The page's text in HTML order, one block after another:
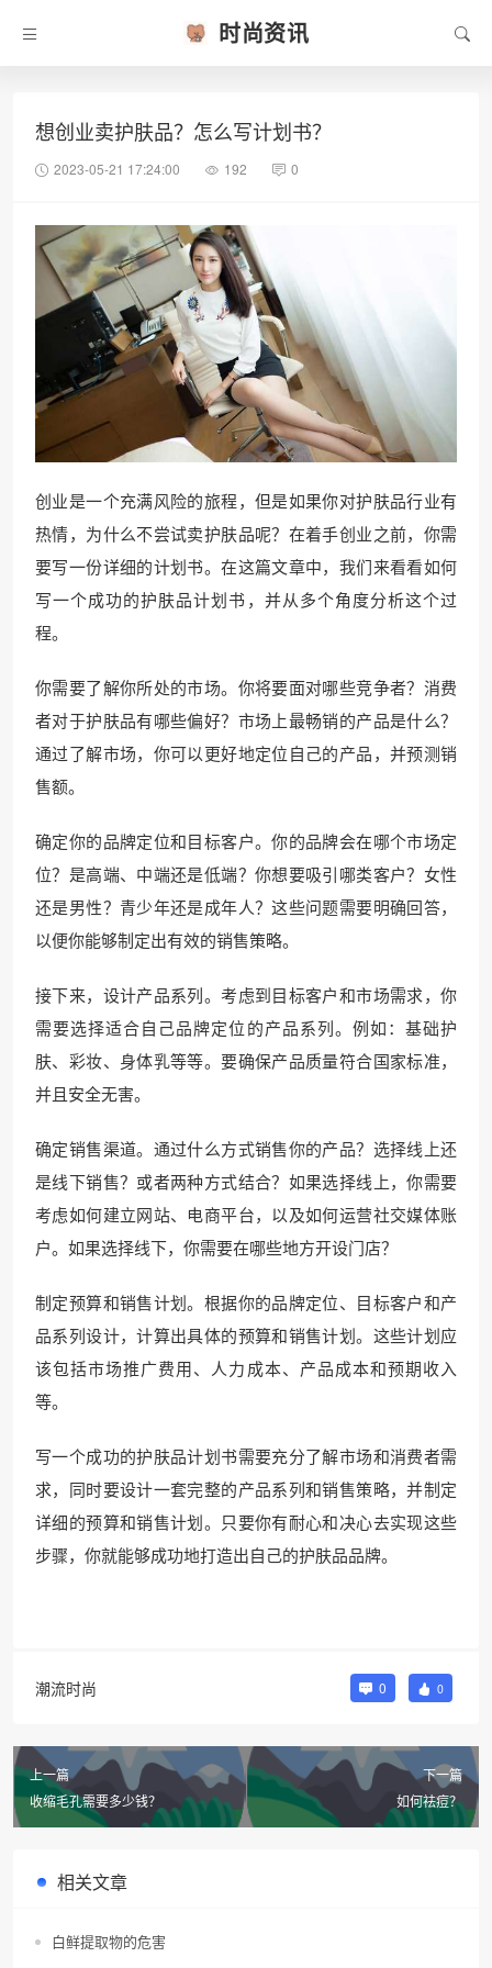
时尚资讯
想创业卖护肤品？怎么写计划书？
2023-05-21 17:24:00 192 0
创业是一个充满风险的旅程，但是如果你对护肤品行业有
热情，为什么不尝试卖护肤品呢？在着手创业之前，你需
要写一份详细的计划书。在这篇文章中，我们来看看如何
写一个成功的护肤品计划书，并从多个角度分析这个过
程。
你需要了解你所处的市场。你将要面对哪些竞争者？消费
者对于护肤品有哪些偏好？市场上最畅销的产品是什么？
通过了解市场，你可以更好地定位自己的产品，并预测销
售额。
确定你的品牌定位和目标客户。你的品牌会在哪个市场定
位？是高端、中端还是低端？你想要吸引哪类客户？女性
还是男性？青少年还是成年人？这些问题需要明确回答，
以便你能够制定出有效的销售策略。
接下来，设计产品系列。考虑到目标客户和市场需求，你
需要选择适合自己品牌定位的产品系列。例如：基础护
肤、彩妆、身体乳等等。要确保产品质量符合国家标准，
并且安全无害。
确定销售渠道。通过什么方式销售你的产品？选择线上还
是线下销售？或者两种方式结合？如果选择线上，你需要
考虑如何建立网站、电商平台，以及如何运营社交媒体账
户。如果选择线下，你需要在哪些地方开设门店？
制定预算和销售计划。根据你的品牌定位、目标客户和产
品系列设计，计算出具体的预算和销售计划。这些计划应
该包括市场推广费用、人力成本、产品成本和预期收入
等。
写一个成功的护肤品计划书需要充分了解市场和消费者需
求，同时要设计一套完整的产品系列和销售策略，并制定
详细的预算和销售计划。只要你有耐心和决心去实现这些
步骤，你就能够成功地打造出自己的护肤品品牌。
潮流时尚 0 0
上一篇
收缩毛孔需要多少钱？
下一篇
如何祛痘？
相关文章
白鲜提取物的危害